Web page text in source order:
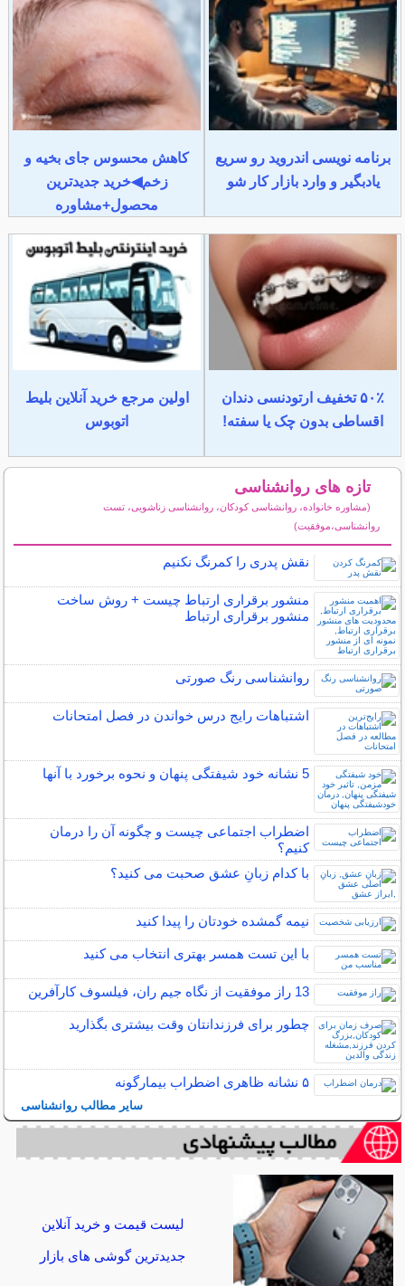
برنامه نویسی اندروید رو سریع
یادبگیر و وارد بازار کار شو
کاهش محسوس جای بخیه و
زخم◀خرید جدیدترین
محصول+مشاوره
۵۰٪ تخفیف ارتودنسی دندان
اقساطی بدون چک یا سفته!
اولین مرجع خرید آنلاین بلیط
اتوبوس
تازه های روانشناسی
(مشاوره خانواده، روانشناسی کودکان، روانشناسی زناشویی، تست
روانشناسی،موفقیت)
نقش پدری را کمرنگ نکنیم
منشور برقراری ارتباط چیست + روش ساخت
منشور برقراری ارتباط
روانشناسی رنگ صورتی
اشتباهات رایج درس خواندن در فصل امتحانات
5 نشانه خود شیفتگی پنهان و نحوه برخورد با آنها
اضطراب اجتماعی چیست و چگونه آن را درمان
کنیم؟
با کدام زبانِ عشق صحبت می کنید؟
نیمه‌ گمشده خودتان را پیدا کنید
با این تست همسر بهتری انتخاب می کنید
13 راز موفقیت از نگاه جیم ران، فیلسوف کارآفرین
چطور برای فرزندانتان وقت بیشتری بگذارید
۵ نشانه‌ ظاهری اضطراب بیمارگونه
سایر مطالب روانشناسی
لیست قیمت و خرید آنلاین
جدیدترین گوشی های بازار